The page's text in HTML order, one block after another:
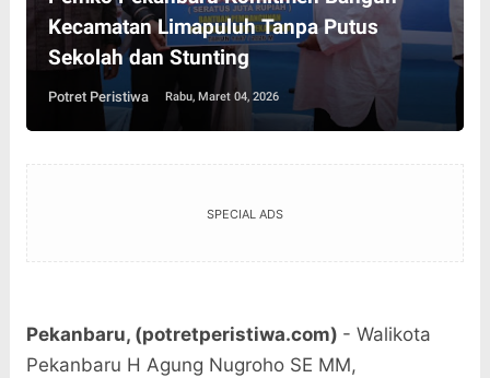
Kecamatan Limapuluh Tanpa Putus
Sekolah dan Stunting
Potret Peristiwa Rabu, Maret 04, 2026
SPECIAL ADS
Pekanbaru, (potretperistiwa.com) - Walikota
Pekanbaru H Agung Nugroho SE MM,